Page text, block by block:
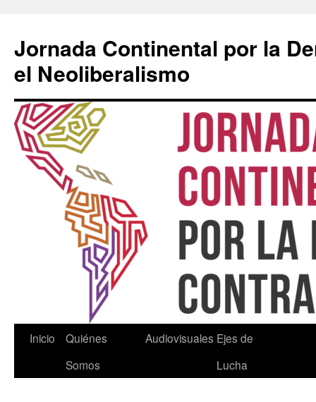
contenido
Jornada Continental por la
el Neoliberalismo
Inicio
Quiénes
Somos
Audiovisuales Ejes de
Lucha